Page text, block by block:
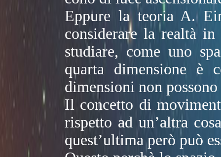
Eppure la teoria A.
considerare la realtà
studiare, come uno
quarta dimensione è
dimensioni non possono
Il concetto di
rispetto ad un’altra
quest’ultima però può